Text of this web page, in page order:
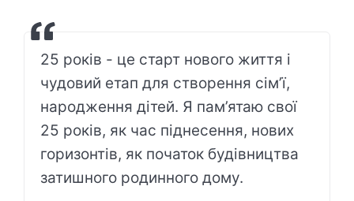
25 років - це старт нового життя і
чудовий етап для створення сім’ї,
народження дітей. Я пам’ятаю свої
25 років, як час піднесення, нових
горизонтів, як початок будівництва
затишного родинного дому.